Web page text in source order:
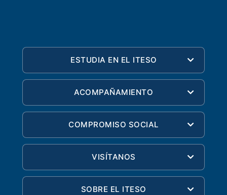
ESTUDIA EN EL ITESO
ACOMPAÑAMIENTO
COMPROMISO SOCIAL
VISÍTANOS
SOBRE EL ITESO